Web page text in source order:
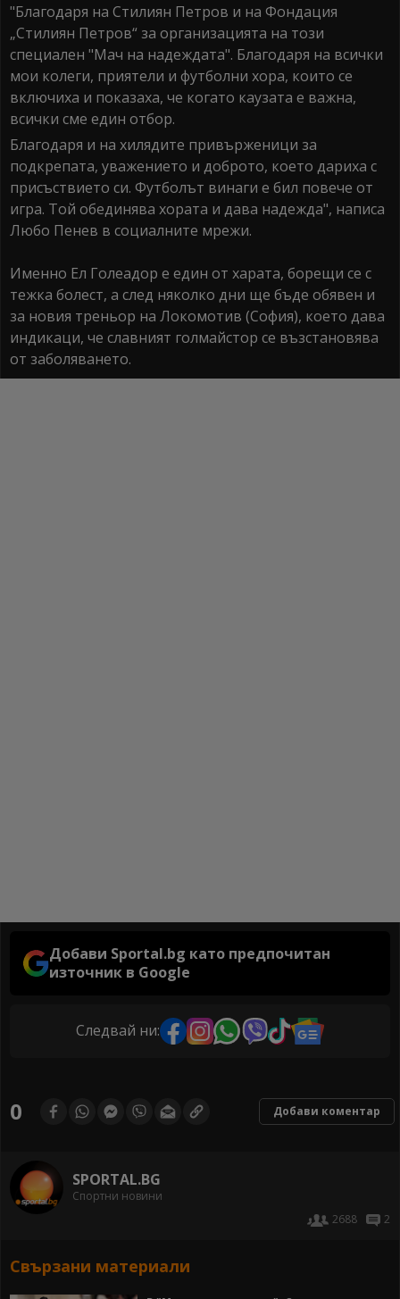
"Благодаря на Стилиян Петров и на Фондация
„Стилиян Петров“ за организацията на този
специален "Мач на надеждата". Благодаря на всички
мои колеги, приятели и футболни хора, които се
включиха и показаха, че когато каузата е важна,
всички сме един отбор.
Благодаря и на хилядите привърженици за
подкрепата, уважението и доброто, което дариха с
присъствието си. Футболът винаги е бил повече от
игра. Той обединява хората и дава надежда", написа
Любо Пенев в социалните мрежи.
Именно Ел Голеадор е един от харата, борещи се с
тежка болест, а след няколко дни ще бъде обявен и
за новия треньор на Локомотив (София), което дава
индикаци, че славният голмайстор се възстановява
от заболяването.
Добави Sportal.bg като предпочитан
източник в Google
Следвай ни:
0 Добави коментар
SPORTAL.BG
Спортни новини
2688
2
Свързани материали